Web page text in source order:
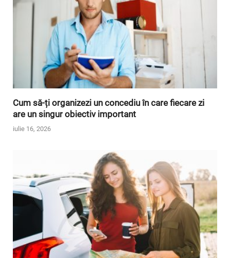
Cum să-ți organizezi un concediu în care fiecare zi
are un singur obiectiv important
iulie 16, 2026